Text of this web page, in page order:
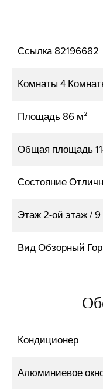
Ссылка82196682
Комнаты 4
Площадь 86 м²
Общая площадь
Состояние
Этаж 2-ой этаж / 9
ВидОбзорный
Кондиционер
Алюминиевое